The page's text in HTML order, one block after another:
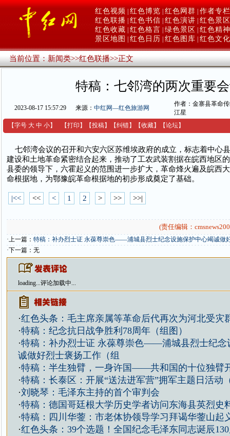
红色视频 红色博览 红色网群 作者专栏
红色联播 红色书信 红色演讲 红色景区
红色收藏 红色格言 绿色景区
红色精神
景区地图
红色日历 红色图库 红色文化
当前位置：新闻类>>红色联播>>正文
特稿：七邻湾的两次重要
2023-08-17 15:57:29 来源： 中红网—红色旅游网
作者：金寨县革命
江星
【字号 大 中 小】 【打印 】 【投稿】 【纠错】 【收藏】 【论坛】
七邻湾会议的召开和六安六区苏维埃政府的成立，标志着中心
建设和土地革命紧密结合起来，推动了工农武装割据在皖西地区
县委的领导下，六霍起义的范围进一步扩大，革命烽火遍及皖西
命根据地，为鄂豫皖革命根据地的初步形成奠定了基础。
|<< << < 1 2 > >> >>|
(责任编辑：
·上一篇： 特稿：补办烈士证 永葆尊崇色——浦城县烈士纪念设施保护中心竭诚做
·下一篇：无
loading...评论加载中...
·红色头条：毛主席亲属等革命后代再次为河北受灾
·特稿：纪念抗日战争胜利78周年（组图）
·特稿：补办烈士证 永葆尊崇色——浦城县烈士纪念
诚做好烈士褒扬工作（组
·特稿：半生独臂，一身许国——共和国的十位独臂
·特稿：长泰区：开展“送法进军营”拥军主题日活动
·刘晓琴：毛泽东主持的首个审判会
·特稿：德国哥廷根大学历史学者访问东海县英烈史
·特稿：四川华蓥：市老体协领导学习拜谒华蓥山起
·红色头条：39个选题！全国纪念毛泽东同志诞辰